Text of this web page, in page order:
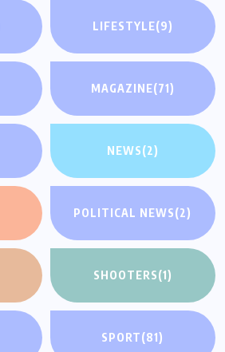
LIFESTYLE(9)
MAGAZINE(71)
NEWS(2)
POLITICAL NEWS(2)
SHOOTERS(1)
SPORT(81)